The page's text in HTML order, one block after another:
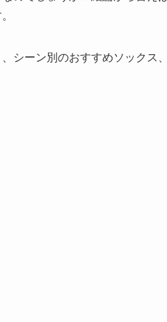
シーン別のおすすめソックス